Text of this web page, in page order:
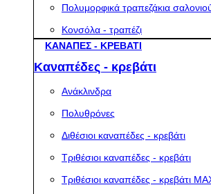
Πολυμορφικά τραπεζάκια
Κονσόλα - τραπέζι
ΚΑΝΑΠΕΣ - ΚΡΕΒΑΤΙ
Καναπέδες - κρεβάτι
Ανάκλινδρα
Πολυθρόνες
Διθέσιοι καναπέδες - κρεβάτι
Τριθέσιοι καναπέδες - κρεβάτι
Τριθέσιοι καναπέδες - κρεβάτι